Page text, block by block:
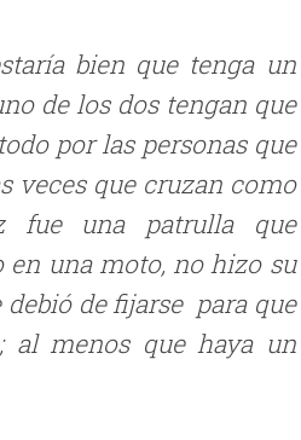
bien que tenga un
de los dos tengan que
por las personas que
veces que cruzan como
fue una patrulla que
en una moto, no hizo su
de fijarse para que
al menos que haya un